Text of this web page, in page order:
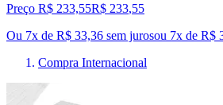
Preço R$ 233,55R$ 233,55
Ou 7x de R$ 33,36 sem jurosou 7x de R$
Compra Internacional